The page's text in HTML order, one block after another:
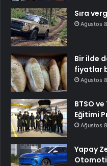
Sıra
Ağustos
Bir ilde
fiyatlar
Ağustos
BTSO
Eğitimi
Ağustos
Yapay